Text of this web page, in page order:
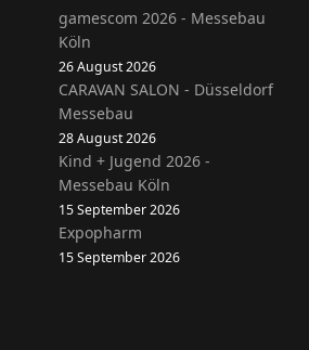
gamescom 2026 - Messebau
Köln
26 August 2026
CARAVAN SALON - Düsseldorf
Messebau
28 August 2026
Kind + Jugend 2026 -
Messebau Köln
15 September 2026
Expopharm
15 September 2026